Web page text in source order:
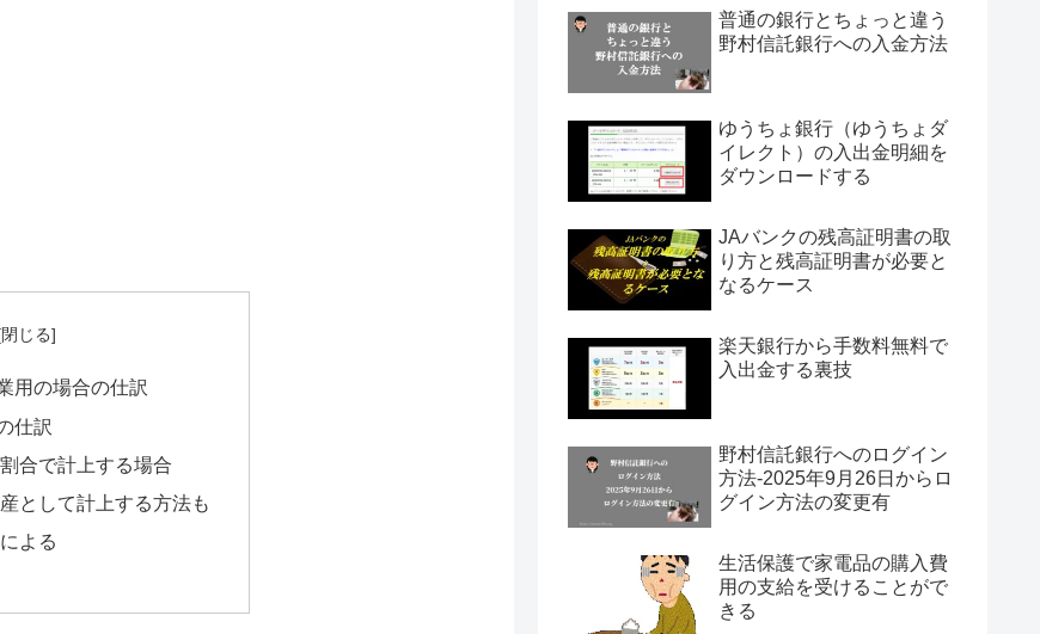
用の場合の仕訳
仕訳
合で計上する場合
として計上する方法も
よる
普通の銀行とちょっと違う
野村信託銀行への入金方法
ゆうちょ銀行（ゆうちょダ
イレクト）の入出金明細を
ダウンロードする
JAバンクの残高証明書の取
り方と残高証明書が必要と
なるケース
楽天銀行から手数料無料で
入出金する裏技
野村信託銀行へのログイン
方法-2025年9月26日からロ
グイン方法の変更有
生活保護で家電品の購入費
用の支給を受けることがで
きる